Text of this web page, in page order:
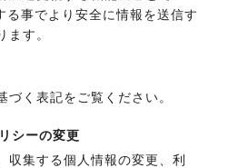
る事でより安全に情報を送信す
ます。
づく表記をご覧ください。
シーの変更
収集する個人情報の変更、利